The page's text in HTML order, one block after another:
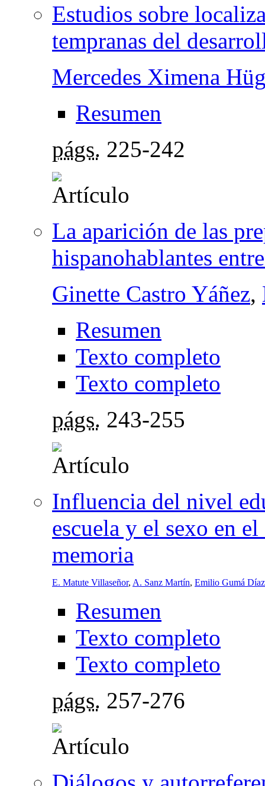
Estudios sobre
tempranas del
Mercedes Ximena
Resumen
págs. 225-242
La aparición de las
hispanohablantes
Ginette Castro Yáñez,
Resumen
Texto completo
Texto completo
págs. 243-255
Influencia del nivel
escuela y el sexo en
memoria
E. Matute Villaseñor, A. Sanz Martín, Emilio Gumá Díaz
Resumen
Texto completo
Texto completo
págs. 257-276